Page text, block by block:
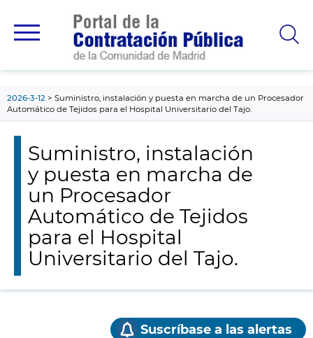
principal
2026-3-12
Suministro, instalación y puesta en marcha de un Procesador
Automático de Tejidos para el Hospital Universitario del Tajo.
Suministro, instalación
y puesta en marcha de
un Procesador
Automático de Tejidos
para el Hospital
Universitario del Tajo.
Suscríbase a las alertas